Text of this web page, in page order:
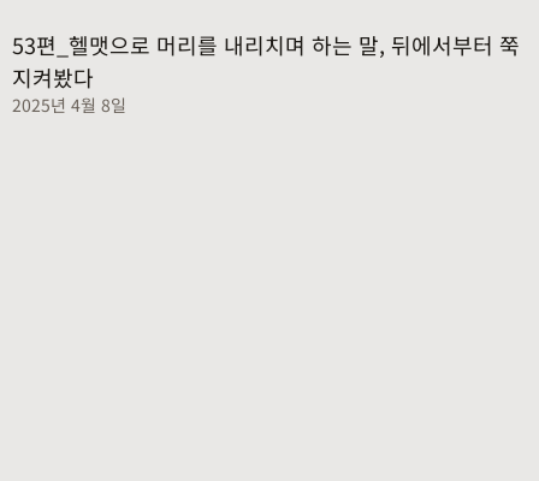
53편_헬맷으로 머리를 내리치며 하는 말, 뒤에서부터 쭉
지켜봤다
2025년 4월 8일